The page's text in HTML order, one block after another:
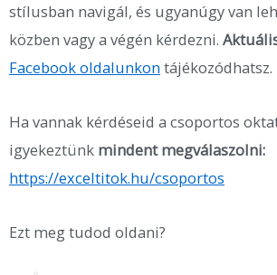
stílusban navigál, és ugyanúgy van
közben vagy a végén kérdezni.
Facebook oldalunkontájékozódhatsz.
Ha vannak kérdéseid a csoportos
igyekeztünk mindent megválaszolni:
https://exceltitok.hu/csoportos
Ezt meg tudod oldani?